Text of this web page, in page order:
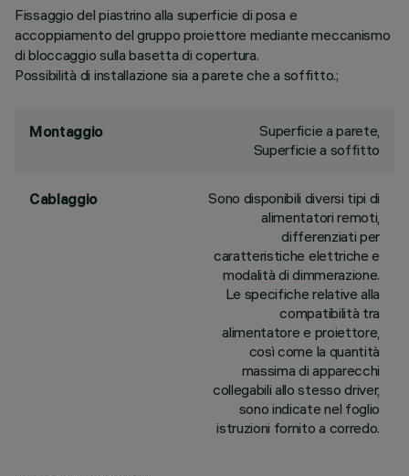
Fissaggio del piastrino alla superficie di posa e
accoppiamento del gruppo proiettore mediante meccanismo
di bloccaggio sulla basetta di copertura.
Possibilità di installazione sia a parete che a soffitto.;
Montaggio
Superficie a parete,
Superficie a soffitto
Cablaggio
Sono disponibili diversi tipi di
alimentatori remoti,
differenziati per
caratteristiche elettriche e
modalità di dimmerazione.
Le specifiche relative alla
compatibilità tra
alimentatore e proiettore,
così come la quantità
massima di apparecchi
collegabili allo stesso driver,
sono indicate nel foglio
istruzioni fornito a corredo.